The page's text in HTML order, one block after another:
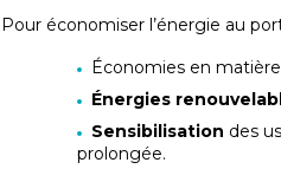
Pour économiser l’énergie au
Économies en matière
Énergies
Sensibilisation des
prolongée.